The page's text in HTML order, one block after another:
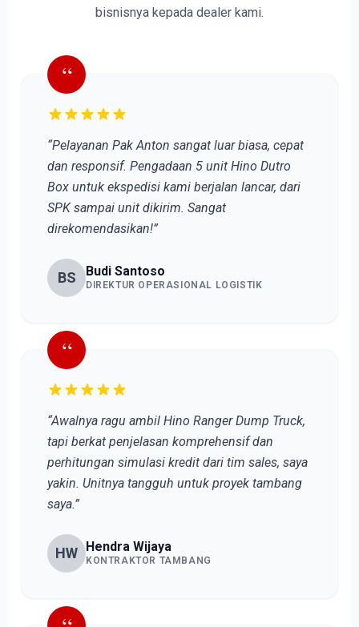
bisnisnya kepada dealer kami.
“
“Pelayanan Pak Anton sangat luar biasa, cepat
dan responsif. Pengadaan 5 unit Hino Dutro
Box untuk ekspedisi kami berjalan lancar, dari
SPK sampai unit dikirim. Sangat
direkomendasikan!”
BS Budi Santoso
DIREKTUR OPERASIONAL LOGISTIK
“
“Awalnya ragu ambil Hino Ranger Dump Truck,
tapi berkat penjelasan komprehensif dan
perhitungan simulasi kredit dari tim sales, saya
yakin. Unitnya tangguh untuk proyek tambang
saya.”
HW Hendra Wijaya
KONTRAKTOR TAMBANG